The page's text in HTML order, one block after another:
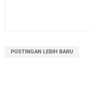
POSTINGAN LEBIH BARU